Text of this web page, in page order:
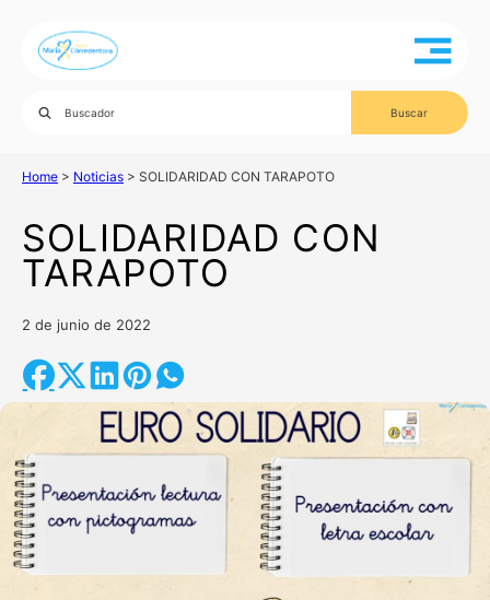
Home > Noticias > SOLIDARIDAD CON TARAPOTO
SOLIDARIDAD CON
TARAPOTO
2 de junio de 2022